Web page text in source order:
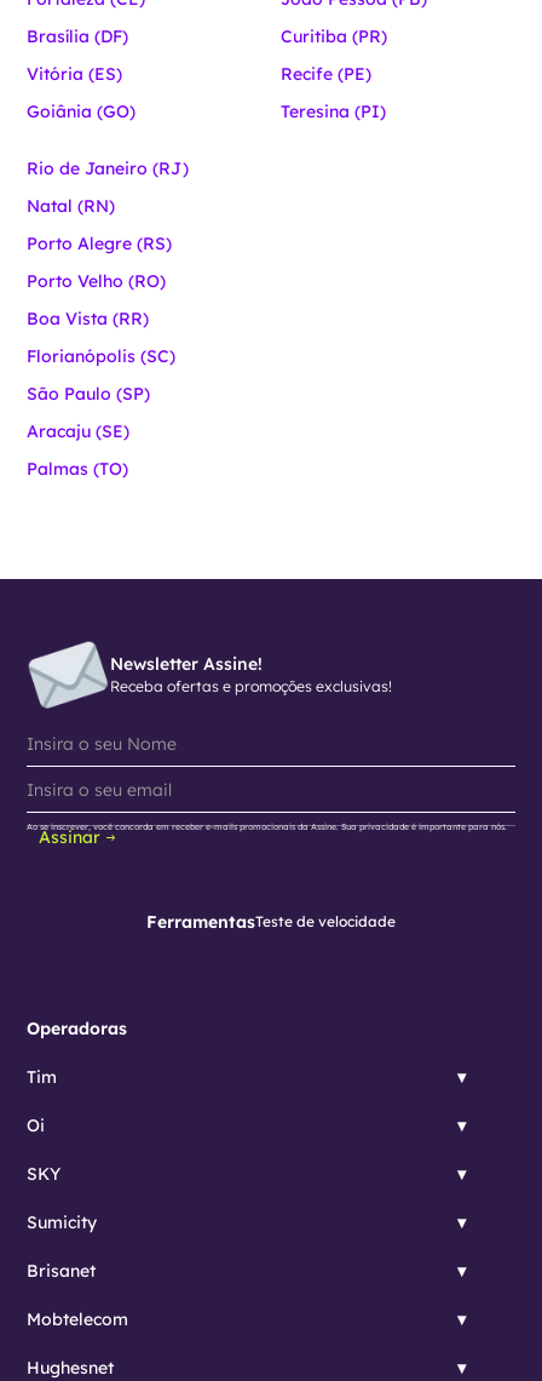
Brasília (DF)
Vitória (ES)
Goiânia (GO)
Curitiba (PR)
Recife (PE)
Teresina (PI)
Rio de Janeiro (RJ)
Natal (RN)
Porto Alegre (RS)
Porto Velho (RO)
Boa Vista (RR)
Florianópolis (SC)
São Paulo (SP)
Aracaju (SE)
Palmas (TO)
Newsletter Assine!
Receba ofertas e promoções exclusivas!
Assinar
Ao se inscrever, você concorda em receber e-mails promocionais da Assine. Sua privacidade é importante para nós.
FerramentasTeste de velocidade
Operadoras
Tim
Oi
SKY
Sumicity
Brisanet
Mobtelecom
Hughesnet